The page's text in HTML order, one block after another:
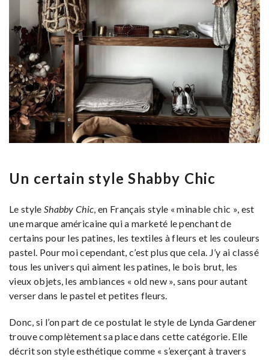
Un certain style Shabby Chic
Le style Shabby Chic, en Français style « minable chic », est
une marque américaine qui a marketé le penchant de
certains pour les patines, les textiles à fleurs et les couleurs
pastel. Pour moi cependant, c’est plus que cela. J’y ai classé
tous les univers qui aiment les patines, le bois brut, les
vieux objets, les ambiances « old new », sans pour autant
verser dans le pastel et petites fleurs.
Donc, si l’on part de ce postulat le style de Lynda Gardener
trouve complètement sa place dans cette catégorie. Elle
décrit son style esthétique comme « s’exerçant à travers